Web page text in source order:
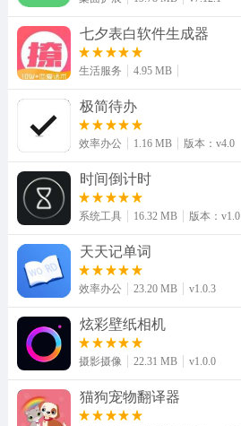
七夕表白软件生成器
生活服务 4.95 MB
极简待办
效率办公 1.16 MB 版本：v4.0
时间倒计时
系统工具 16.32 MB 版本：v1.0
天天记单词
效率办公 23.20 MB v1.0.3
炫彩壁纸相机
摄影摄像 22.31 MB v1.0.0
猫狗宠物翻译器